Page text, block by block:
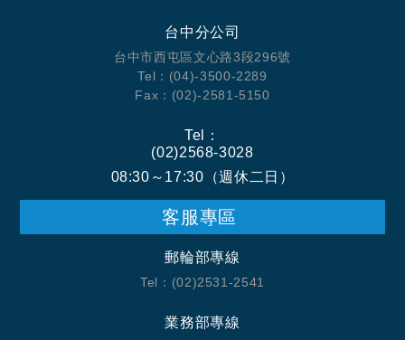
台中分公司
台中市西屯區文心路3段296號
Tel：(04)-3500-2289
Fax：(02)-2581-5150
Tel：
(02)2568-3028
08:30～17:30（週休二日）
客服專區
郵輪部專線
Tel：(02)2531-2541
業務部專線